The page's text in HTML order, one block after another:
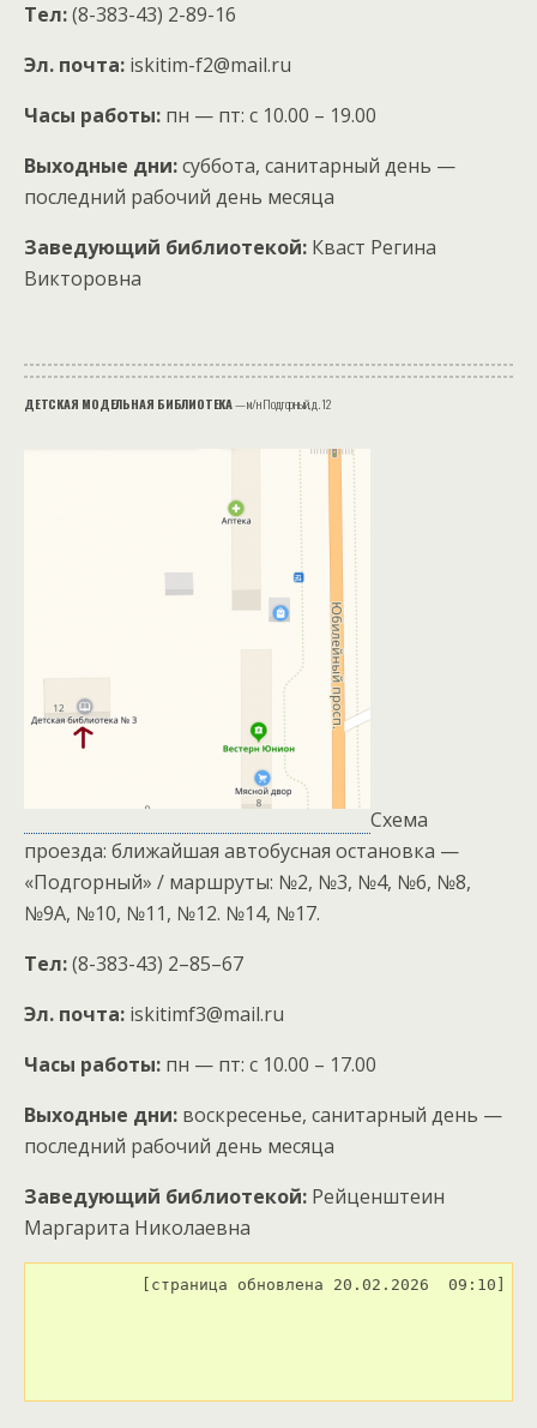
Тел:(8-383-43) 2-89-16
Эл. почта: iskitim-f2@mail.ru
Часы работы: пн — пт: с 10.00 – 19.00
Выходные дни:суббота, санитарный день —
последний рабочий день месяца
Заведующий библиотекой: Кваст Регина
Викторовна
ДЕТСКАЯ МОДЕЛЬНАЯ БИБЛИОТЕКА— м/н Подгорный, д. 12
Схема
проезда: ближайшая автобусная остановка —
«Подгорный» / маршруты: №2, №3, №4, №6, №8,
№9А, №10, №11, №12. №14, №17.
Тел:(8-383-43) 2–85–67
Эл. почта: iskitimf3@mail.ru
Часы работы: пн — пт: с 10.00 – 17.00
Выходные дни: воскресенье, санитарный день —
последний рабочий день месяца
Заведующий библиотекой: Рейценштеин
Маргарита Николаевна
[страница обновлена 20.02.2026  09:10]